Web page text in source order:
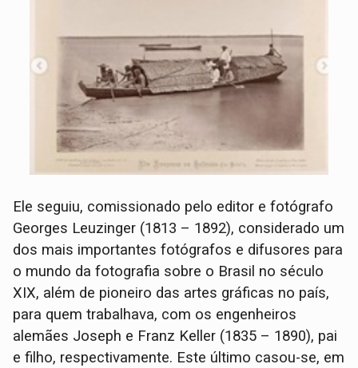
Ele seguiu, comissionado pelo editor e fotógrafo
Georges Leuzinger (1813 – 1892), considerado um
dos mais importantes fotógrafos e difusores para
o mundo da fotografia sobre o Brasil no século
XIX, além de pioneiro das artes gráficas no país,
para quem trabalhava, com os engenheiros
alemães Joseph e Franz Keller (1835 – 1890), pai
e filho, respectivamente. Este último casou-se, em